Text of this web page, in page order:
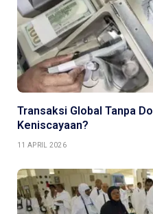
Transaksi Global Tanpa
Keniscayaan?
11 APRIL 2026